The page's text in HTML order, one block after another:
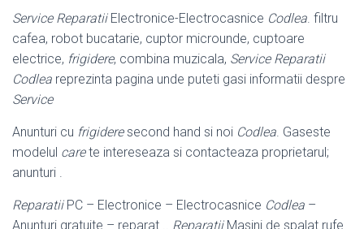
Service ReparatiiElectronice-Electrocasnice Codlea . filtru
cafea, robot bucatarie, cuptor microunde, cuptoare
electrice, frigidere, combina muzicala, Service Reparatii
Codlea reprezinta pagina unde puteti gasi informatii despre
Service
Anunturi cu frigideresecond hand si noi Codlea . Gaseste
modelul carete intereseaza si contacteaza proprietarul;
anunturi .
ReparatiiPC – Electronice – Electrocasnice Codlea –
Anunturi gratuite – reparat .. ReparatiiMasini de spalat rufe